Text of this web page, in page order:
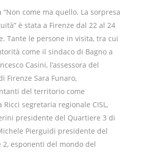
“Non come ma quello. La sorpresa
è stata a Firenze dal 22 al 24
Tante le persone in visita, tra cui
come il sindaco di Bagno a
Casini, l’assessora del
Firenze Sara Funaro,
del territorio come
Ricci segretaria regionale CISL,
presidente del Quartiere 3 di
Pierguidi presidente del
2, esponenti del mondo del